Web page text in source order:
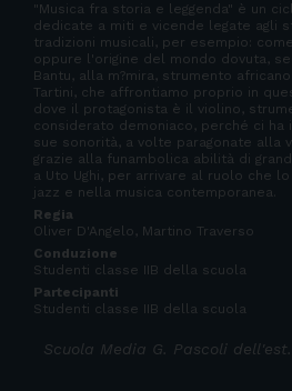
"Musica fra storia e leggenda" è un
dedicate a miti e vicende legate agli
tradizioni musicali, per esempio:
oppure l'origine del mondo dovuta,
Bantu, alla m?mira, strumento
Tartini, che affrontiamo proprio in
dove il protagonista è il violino,
considerato demoniaco, perché ci ha
sue sonorità, a volte paragonate alla
grazie alla funambolica abilità di
a Uto Ughi, per arrivare al ruolo che
jazz e nella musica contemporanea.
Regia
Oliver D'Angelo, Martino Traverso
Conduzione
Studenti classe IIB della scuola
Partecipanti
Studenti classe IIB della scuola
Scuola Media G. Pascoli